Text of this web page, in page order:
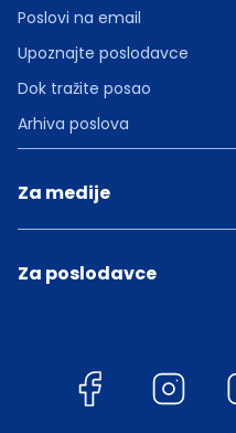
Poslovi na email
Upoznajte poslodavce
Dok tražite posao
Arhiva poslova
Za medije
Za poslodavce